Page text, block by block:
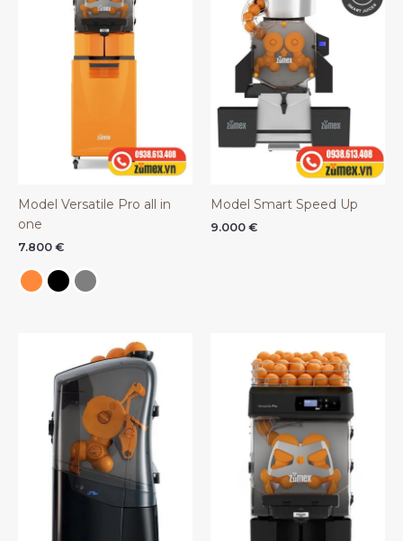
Model Versatile Pro all in
one
7.800 €
Model Smart Speed Up
9.000 €